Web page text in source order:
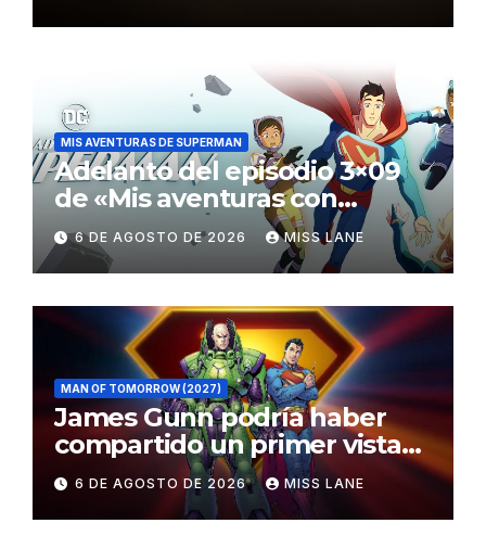
MIS AVENTURAS DE SUPERMAN
Adelanto del episodio 3×09
de «Mis aventuras con
Superman»
6 DE AGOSTO DE 2026 MISS LANE
MAN OF TOMORROW (2027)
James Gunn podría haber
compartido un primer vistazo
al traje de Brainiac
6 DE AGOSTO DE 2026 MISS LANE